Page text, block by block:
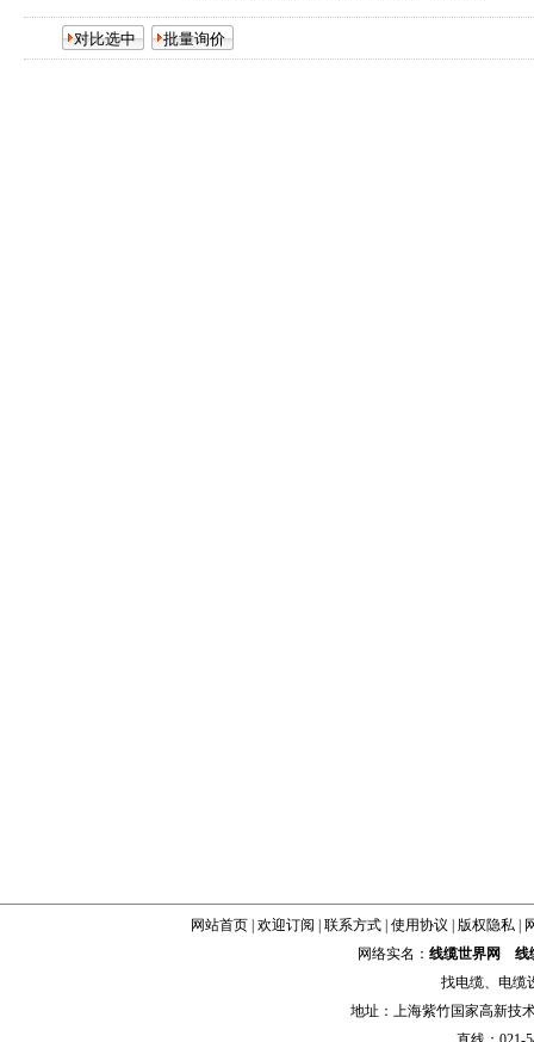
网站首页| 欢迎订阅 联系方式| 使用协议 版权隐私|
网络实名： 线缆世界网
线
找电缆、 电缆
地址：上海紫竹国家高新技